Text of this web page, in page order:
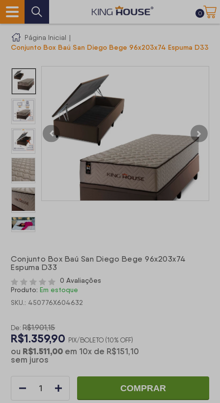
0
Página Inicial |
Conjunto Box Baú San Diego Bege 96x203x74 Espuma D33
Conjunto Box Baú San Diego Bege 96x203x74
Espuma D33
0 Avaliações
Produto: Em estoque
SKU.: 450776X604632
De: R$1.901,15
R$1.359,90 PIX/BOLETO (10% OFF)
ou R$1.511,00 em 10x de R$151,10
sem juros
COMPRAR